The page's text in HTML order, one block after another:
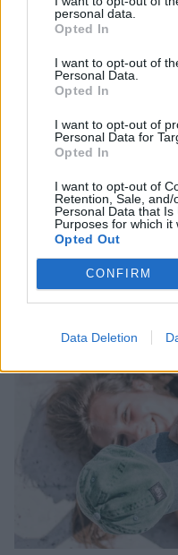
personal data.
Opted In
I want to opt-out of
Personal Data.
Opted In
I want to opt-out of
Personal Data for
Opted In
I want to opt-out of
Retention, Sale,
Personal Data that
Purposes for which it
Opted Out
CONFIRM
Data Deletion
Νίκος
φωτογραφία με
Βαλασία Συμιακού
CELEBRITIES